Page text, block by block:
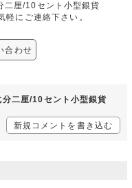
厘/10セント小型銀貨
軽にご連絡下さい。
合わせ
二厘/10セント小型銀貨
新規コメントを書き込む